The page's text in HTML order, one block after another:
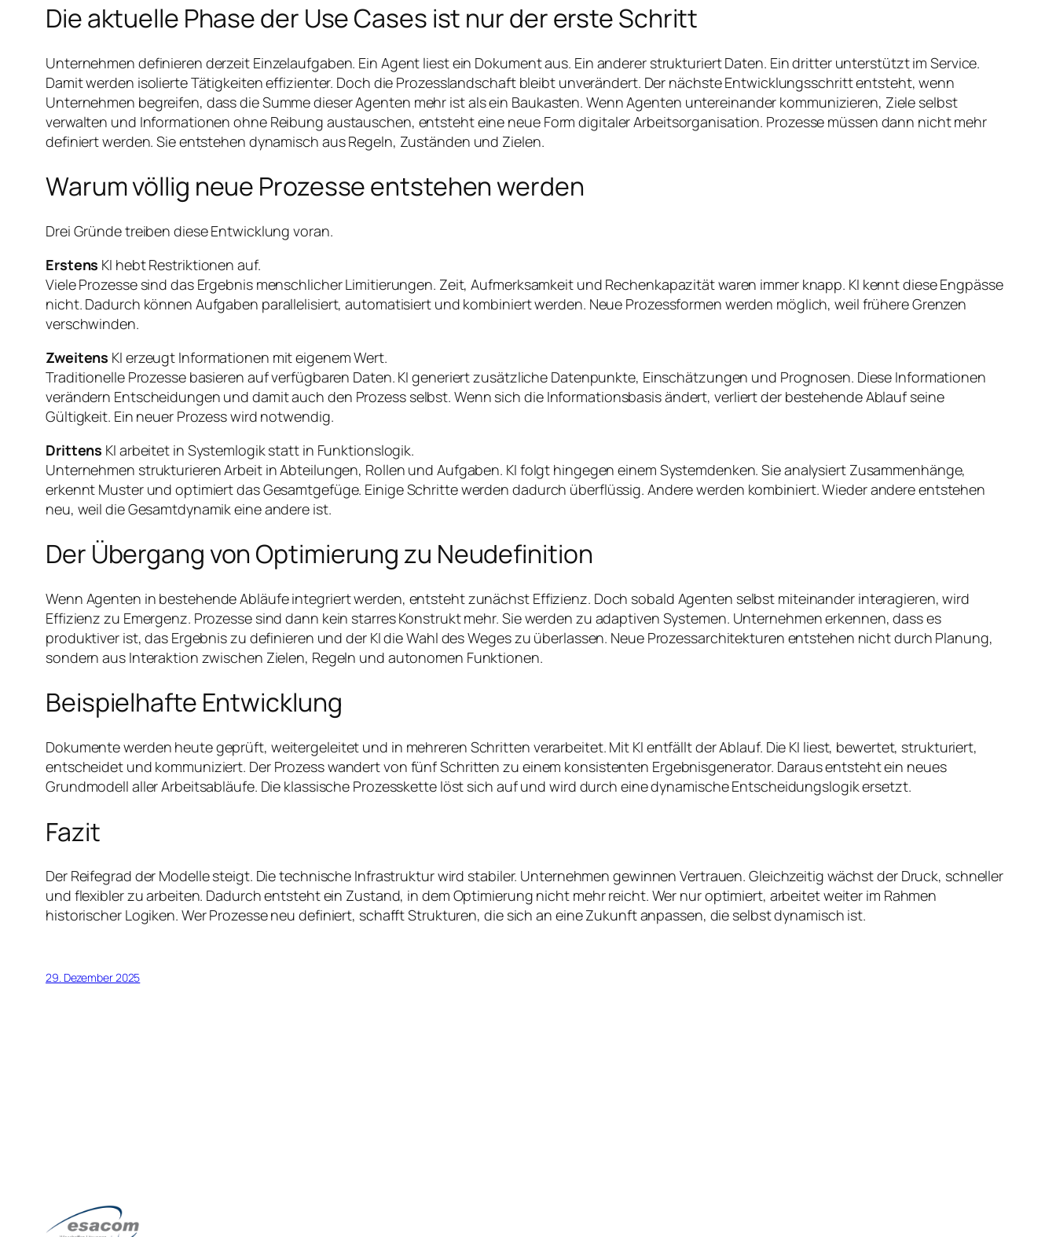
Die aktuelle Phase der Use Cases ist nur der erste Schritt
Unternehmen definieren derzeit Einzelaufgaben. Ein Agent liest ein Dokument aus. Ein anderer strukturiert Daten. Ein dritter unterstützt im Service.
Damit werden isolierte Tätigkeiten effizienter. Doch die Prozesslandschaft bleibt unverändert. Der nächste Entwicklungsschritt entsteht, wenn
Unternehmen begreifen, dass die Summe dieser Agenten mehr ist als ein Baukasten. Wenn Agenten untereinander kommunizieren, Ziele selbst
verwalten und Informationen ohne Reibung austauschen, entsteht eine neue Form digitaler Arbeitsorganisation. Prozesse müssen dann nicht mehr
definiert werden. Sie entstehen dynamisch aus Regeln, Zuständen und Zielen.
Warum völlig neue Prozesse entstehen werden
Drei Gründe treiben diese Entwicklung voran.
Erstens KI hebt Restriktionen auf.
Viele Prozesse sind das Ergebnis menschlicher Limitierungen. Zeit, Aufmerksamkeit und Rechenkapazität waren immer knapp. KI kennt diese Engpässe
nicht. Dadurch können Aufgaben parallelisiert, automatisiert und kombiniert werden. Neue Prozessformen werden möglich, weil frühere Grenzen
verschwinden.
Zweitens KI erzeugt Informationen mit eigenem Wert.
Traditionelle Prozesse basieren auf verfügbaren Daten. KI generiert zusätzliche Datenpunkte, Einschätzungen und Prognosen. Diese Informationen
verändern Entscheidungen und damit auch den Prozess selbst. Wenn sich die Informationsbasis ändert, verliert der bestehende Ablauf seine
Gültigkeit. Ein neuer Prozess wird notwendig.
Drittens KI arbeitet in Systemlogik statt in Funktionslogik.
Unternehmen strukturieren Arbeit in Abteilungen, Rollen und Aufgaben. KI folgt hingegen einem Systemdenken. Sie analysiert Zusammenhänge,
erkennt Muster und optimiert das Gesamtgefüge. Einige Schritte werden dadurch überflüssig. Andere werden kombiniert. Wieder andere entstehen
neu, weil die Gesamtdynamik eine andere ist.
Der Übergang von Optimierung zu Neudefinition
Wenn Agenten in bestehende Abläufe integriert werden, entsteht zunächst Effizienz. Doch sobald Agenten selbst miteinander interagieren, wird
Effizienz zu Emergenz. Prozesse sind dann kein starres Konstrukt mehr. Sie werden zu adaptiven Systemen. Unternehmen erkennen, dass es
produktiver ist, das Ergebnis zu definieren und der KI die Wahl des Weges zu überlassen. Neue Prozessarchitekturen entstehen nicht durch Planung,
sondern aus Interaktion zwischen Zielen, Regeln und autonomen Funktionen.
Beispielhafte Entwicklung
Dokumente werden heute geprüft, weitergeleitet und in mehreren Schritten verarbeitet. Mit KI entfällt der Ablauf. Die KI liest, bewertet, strukturiert,
entscheidet und kommuniziert. Der Prozess wandert von fünf Schritten zu einem konsistenten Ergebnisgenerator. Daraus entsteht ein neues
Grundmodell aller Arbeitsabläufe. Die klassische Prozesskette löst sich auf und wird durch eine dynamische Entscheidungslogik ersetzt.
Fazit
Der Reifegrad der Modelle steigt. Die technische Infrastruktur wird stabiler. Unternehmen gewinnen Vertrauen. Gleichzeitig wächst der Druck, schneller
und flexibler zu arbeiten. Dadurch entsteht ein Zustand, in dem Optimierung nicht mehr reicht. Wer nur optimiert, arbeitet weiter im Rahmen
historischer Logiken. Wer Prozesse neu definiert, schafft Strukturen, die sich an eine Zukunft anpassen, die selbst dynamisch ist.
29. Dezember 2025